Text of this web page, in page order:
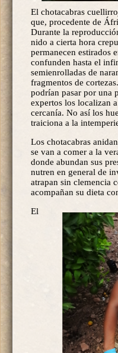
El chotacabras
que, procedente de
Durante la
nido a cierta hora
permanecen estirados
confunden hasta el
semienrolladas de
fragmentos de
podrían pasar por una
expertos los localizan
cercanía. No así los
traiciona a la
Los chotacabras
se van a comer a la
donde abundan sus
nutren en general de
atrapan sin clemencia
acompañan su dieta
El